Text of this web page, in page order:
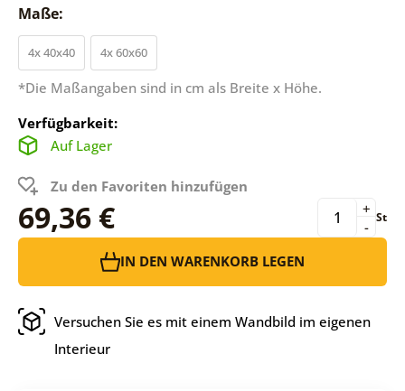
Maße:
4x 40x40 4x 60x60
*Die Maßangaben sind in cm als Breite x Höhe.
Verfügbarkeit:
Auf Lager
Zu den Favoriten hinzufügen
69,36 € -
+ St
IN DEN WARENKORB LEGEN
Versuchen Sie es mit einem Wandbild im eigenen
Interieur